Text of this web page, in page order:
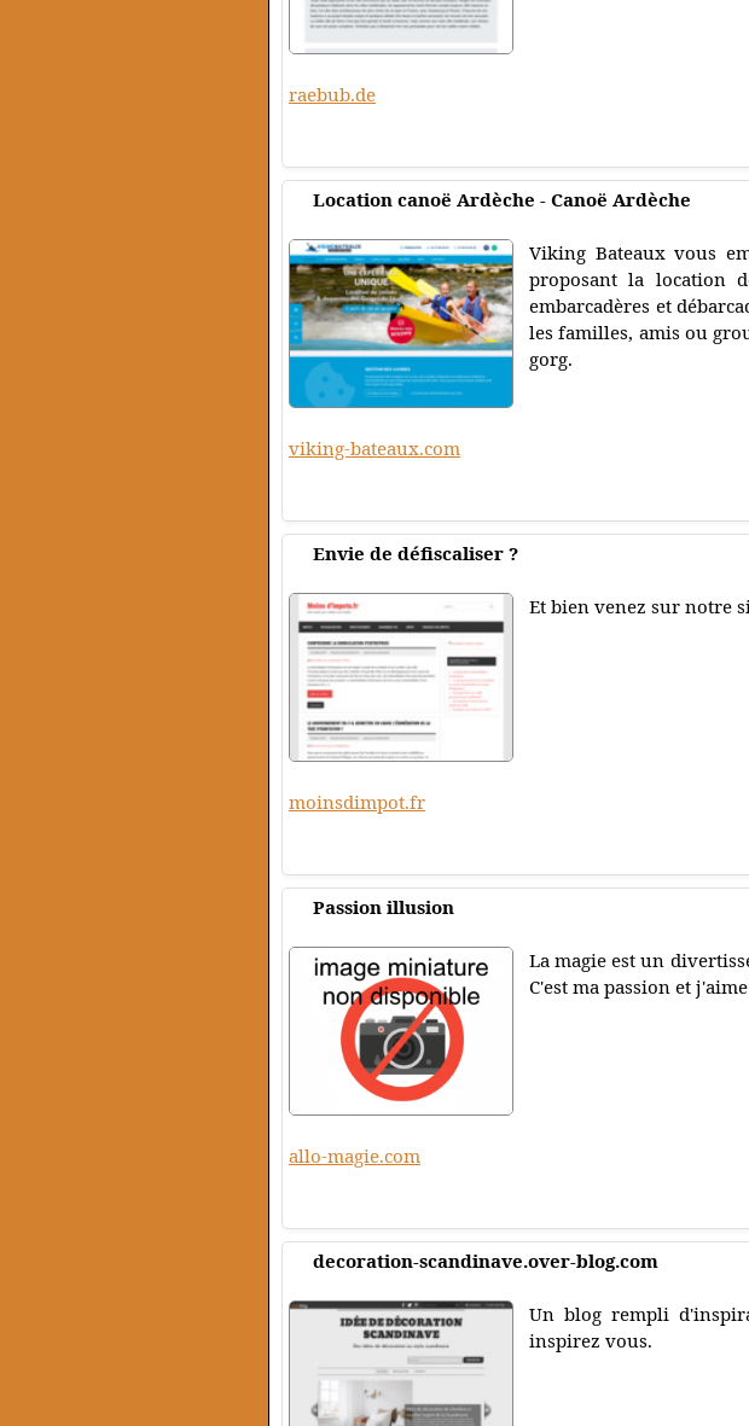
raebub.de
Location canoë Ardèche - Canoë Ardèche
Viking Bateaux vous
proposant la location
embarcadères et
les familles, amis ou
gorg.
viking-bateaux.com
Envie de défiscaliser ?
Et bien venez sur notre
moinsdimpot.fr
Passion illusion
La magie est un
C'est ma passion et
allo-magie.com
decoration-scandinave.over-blog.com
Un blog rempli
inspirez vous.